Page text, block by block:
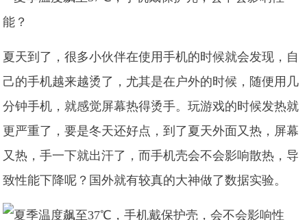
夏天到了，很多小伙伴在使用手机的时候就会发现，自
己的手机越来越烫了，尤其是在户外的时候，随便用几
分钟手机，就感觉屏幕热得烫手。玩游戏的时候发热就
更严重了，要是冬天还好点，到了夏天外面又热，屏幕
又热，手一下就出汗了，而手机壳会不会影响散热，导
致性能下降呢？国外就有较真的大神做了数据实验。